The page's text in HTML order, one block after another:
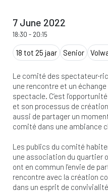
7 June 2022
18:30 - 20:15
18 tot 25 jaar Senior
Le comité des
une rencontre et un
spectacle. C’est
et son processus de
aussi de partager un
comité dans une ambiance
Les publics du comité
une association du quartier
ont en commun l’envie de
rencontre avec la création
dans un esprit de